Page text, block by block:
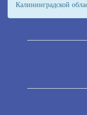
Калининградской